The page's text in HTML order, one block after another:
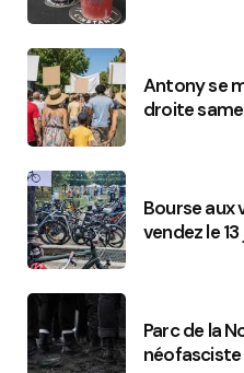
Antony se
droite
Bourse aux
vendez le 13
Parc de la
néofasciste